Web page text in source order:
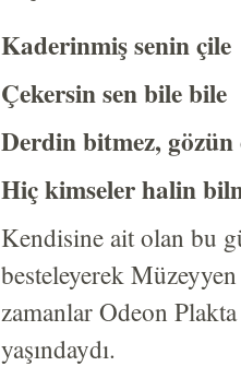
Kaderinmiş senin çile
Çekersin sen bile bile
Derdin bitmez, gözün
Hiç kimseler halin
Kendisine ait olan bu
besteleyerek
zamanlar Odeon
yaşındaydı.